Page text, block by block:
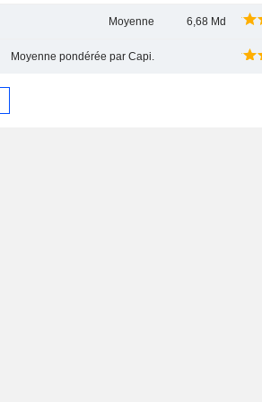
Moyenne 6,68 Md
Moyenne pondérée par Capi.